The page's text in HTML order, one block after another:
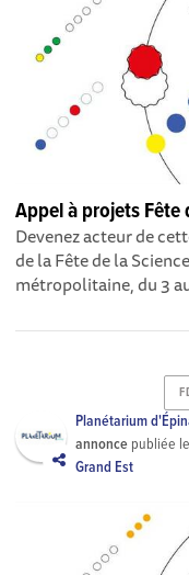
Appel à projets Fête
Devenez acteur de
de la Fête de la
métropolitaine, du 3
Planétarium
annonce publiée
Grand Est